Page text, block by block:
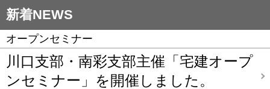
新着NEWS
オープンセミナー
川口支部・南彩支部主催「宅建オープ
ンセミナー」を開催しました。